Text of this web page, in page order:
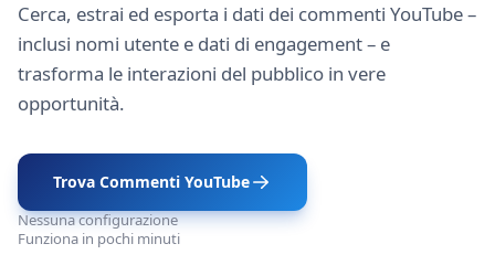
Cerca, estrai ed esporta i dati dei commenti YouTube –
inclusi nomi utente e dati di engagement – e
trasforma le interazioni del pubblico in vere
opportunità.
Trova Commenti YouTube
Nessuna configurazione
Funziona in pochi minuti